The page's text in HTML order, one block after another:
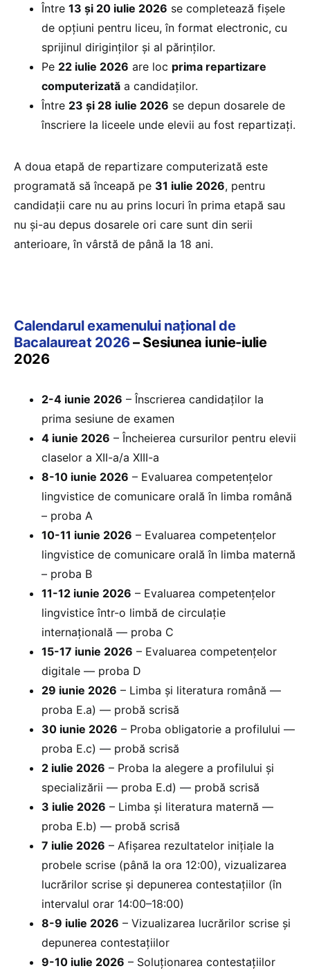
Între 13 și 20 iulie 2026 se completează fișele
de opțiuni pentru liceu, în format electronic, cu
sprijinul diriginților și al părinților.
Pe 22 iulie 2026 are loc prima repartizare
computerizată a candidaților.
Între 23 și 28 iulie 2026 se depun dosarele de
înscriere la liceele unde elevii au fost repartizați.
A doua etapă de repartizare computerizată este
programată să înceapă pe 31 iulie 2026, pentru
candidații care nu au prins locuri în prima etapă sau
nu și-au depus dosarele ori care sunt din serii
anterioare, în vârstă de până la 18 ani.
Calendarul examenului național de
Bacalaureat 2026– Sesiunea iunie-iulie
2026
2-4 iunie 2026 – Înscrierea candidaților la
prima sesiune de examen
4 iunie 2026 – Încheierea cursurilor pentru elevii
claselor a XII-a/a XIII-a
8-10 iunie 2026 – Evaluarea competențelor
lingvistice de comunicare orală în limba română
– proba A
10-11 iunie 2026 – Evaluarea competențelor
lingvistice de comunicare orală în limba maternă
– proba B
11-12 iunie 2026 – Evaluarea competențelor
lingvistice într-o limbă de circulație
internațională — proba C
15-17 iunie 2026 – Evaluarea competențelor
digitale — proba D
29 iunie 2026 – Limba și literatura română —
proba E.a) — probă scrisă
30 iunie 2026 – Proba obligatorie a profilului —
proba E.c) — probă scrisă
2 iulie 2026 – Proba la alegere a profilului și
specializării — proba E.d) — probă scrisă
3 iulie 2026 – Limba și literatura maternă —
proba E.b) — probă scrisă
7 iulie 2026 – Afișarea rezultatelor inițiale la
probele scrise (până la ora 12:00), vizualizarea
lucrărilor scrise și depunerea contestațiilor (în
intervalul orar 14:00–18:00)
8-9 iulie 2026 – Vizualizarea lucrărilor scrise și
depunerea contestațiilor
9-10 iulie 2026 – Soluționarea contestațiilor